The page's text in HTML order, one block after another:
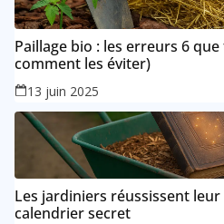
Paillage bio : les erreurs 6
comment les éviter)
13 juin 2025
Les jardiniers réussissent leur
calendrier secret